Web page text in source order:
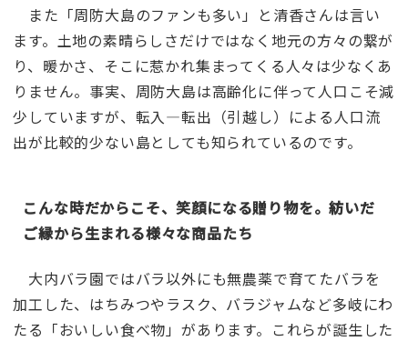
また「周防大島のファンも多い」と清香さんは言い
ます。土地の素晴らしさだけではなく地元の方々の繋が
り、暖かさ、そこに惹かれ集まってくる人々は少なくあ
りません。事実、周防大島は高齢化に伴って人口こそ減
少していますが、転入―転出（引越し）による人口流
出が比較的少ない島としても知られているのです。
こんな時だからこそ、笑顔になる贈り物を。紡いだ
ご縁から生まれる様々な商品たち
大内バラ園ではバラ以外にも無農薬で育てたバラを
加工した、はちみつやラスク、バラジャムなど多岐にわ
たる「おいしい食べ物」があります。これらが誕生した